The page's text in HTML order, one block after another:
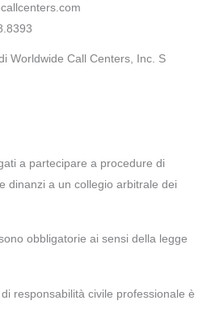
Worldwide Call Centers, Inc. S
a partecipare a procedure di
dinanzi a un collegio arbitrale dei
obbligatorie ai sensi della legge
responsabilità civile professionale è